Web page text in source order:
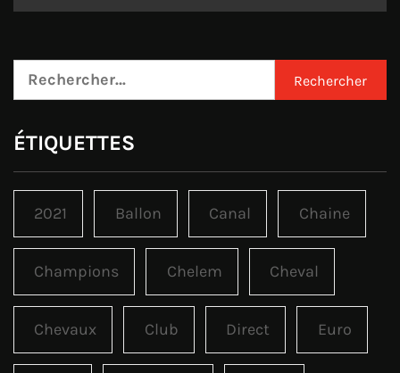
Rechercher :
ÉTIQUETTES
2021 Ballon Canal Chaine
Champions Chelem Cheval
Chevaux Club Direct Euro